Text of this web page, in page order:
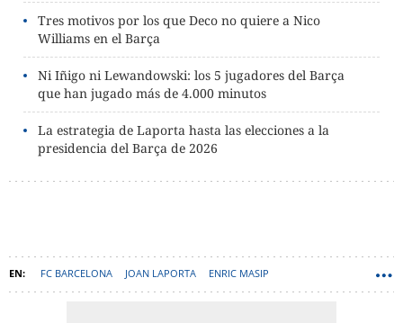
Tres motivos por los que Deco no quiere a Nico
Williams en el Barça
Ni Iñigo ni Lewandowski: los 5 jugadores del Barça
que han jugado más de 4.000 minutos
La estrategia de Laporta hasta las elecciones a la
presidencia del Barça de 2026
FC BARCELONA JOAN LAPORTA ENRIC MASIP